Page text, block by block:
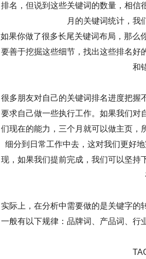
排名，但说到这些关键词的数量，相信
月的关键词统计，我
如果你做了很多长尾关键词布局，那么
要善于挖掘这些细节，找出这些排名好
和
很多朋友对自己的关键词排名进度把握
要求自己做一些执行工作。如果我们对
们现在的能力，三个月就可以做主页，
细分到日常工作中去，这对我们更好
现，如果我们提前完成，我们可以坚持
实际上，在分析中需要做的是关键字的
一般有以下规律：品牌词、产品词、行